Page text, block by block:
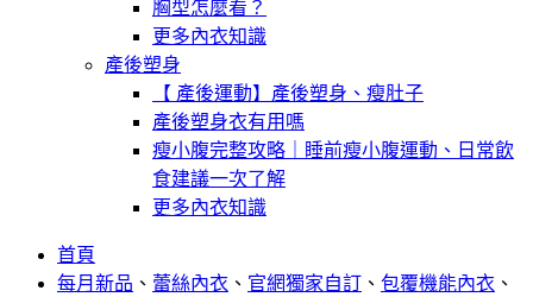
胸型怎麼看？
更多內衣知識
產後塑身
【 產後運動】產後塑身、瘦肚子
產後塑身衣有用嗎
瘦小腹完整攻略｜睡前瘦小腹運動、日常飲
食建議一次了解
更多內衣知識
首頁
每月新品 、 蕾絲內衣 、 官網獨家自訂 、 包覆機能內衣 、